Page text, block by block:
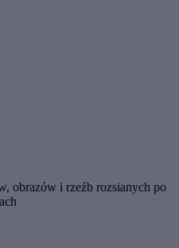
obrazów i rzeźb rozsianych po